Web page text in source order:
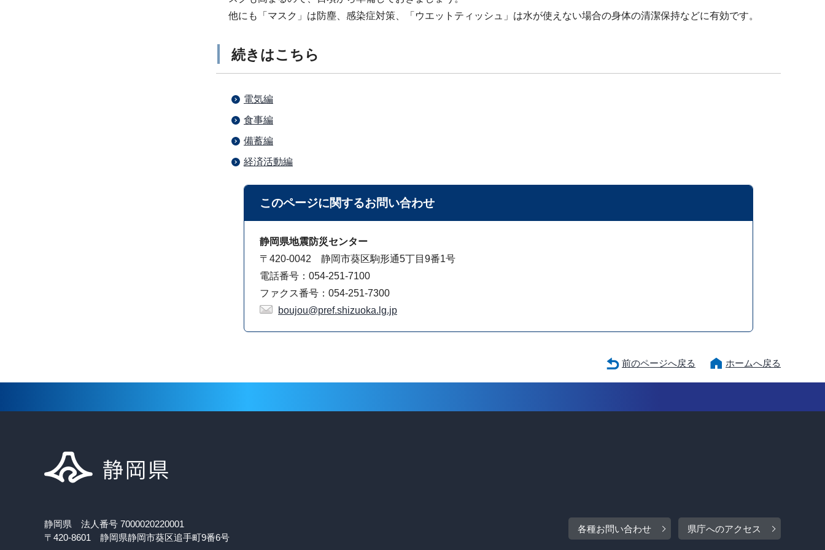
他にも「マスク」は防塵、感染症対策、「ウエットティッシュ」は水が使えない場合の身体の清潔保持などに有効です。
続きはこちら
電気編
食事編
備蓄編
経済活動編
このページに関するお問い合わせ
静岡県地震防災センター
〒420-0042 静岡市葵区駒形通5丁目9番1号
電話番号：054-251-7100
ファクス番号：054-251-7300
boujou@pref.shizuoka.lg.jp
前のページへ戻る ホームへ戻る
静岡県 法人番号 7000020220001
〒420-8601 静岡県静岡市葵区追手町9番6号
各種お問い合わせ 県庁へのアクセス